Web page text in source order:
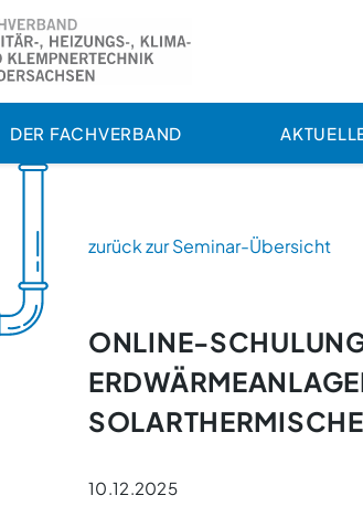
DER FACHVERBAND
zurück zur Seminar-Übersicht
ONLINE-
10.12.2025